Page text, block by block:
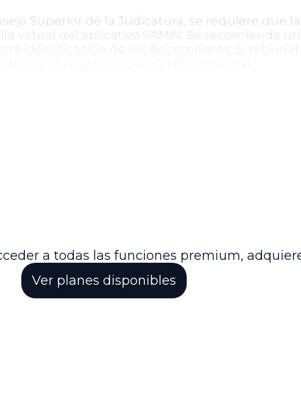
Superior de la Judicatura, se requiere que
virtual del aplicativo SAMAI. Se recomienda
a todas las funciones premium,
Ver planes disponibles